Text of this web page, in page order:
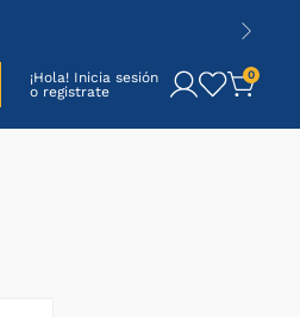
¡Hola! Inicia sesión 0